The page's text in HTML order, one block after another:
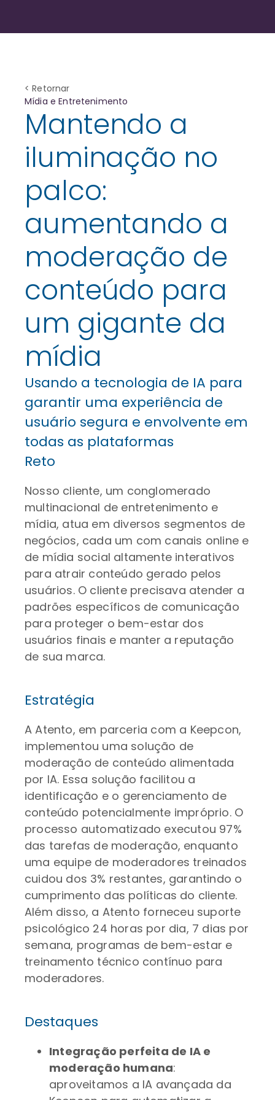
< Retornar
Mídia e Entretenimento
Mantendo a
iluminação no
palco:
aumentando a
moderação de
conteúdo para
um gigante da
mídia
Usando a tecnologia de IA para
garantir uma experiência de
usuário segura e envolvente em
todas as plataformas
Reto
Nosso cliente, um conglomerado
multinacional de entretenimento e
mídia, atua em diversos segmentos de
negócios, cada um com canais online e
de mídia social altamente interativos
para atrair conteúdo gerado pelos
usuários. O cliente precisava atender a
padrões específicos de comunicação
para proteger o bem-estar dos
usuários finais e manter a reputação
de sua marca.
Estratégia
A Atento, em parceria com a Keepcon,
implementou uma solução de
moderação de conteúdo alimentada
por IA. Essa solução facilitou a
identificação e o gerenciamento de
conteúdo potencialmente impróprio. O
processo automatizado executou 97%
das tarefas de moderação, enquanto
uma equipe de moderadores treinados
cuidou dos 3% restantes, garantindo o
cumprimento das políticas do cliente.
Além disso, a Atento forneceu suporte
psicológico 24 horas por dia, 7 dias por
semana, programas de bem-estar e
treinamento técnico contínuo para
moderadores.
Destaques
Integração perfeita de IA e
moderação humana:
aproveitamos a IA avançada da